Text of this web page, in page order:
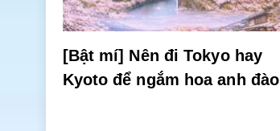
[Bật mí] Nên đi Tokyo hay
Kyoto để ngắm hoa anh đào